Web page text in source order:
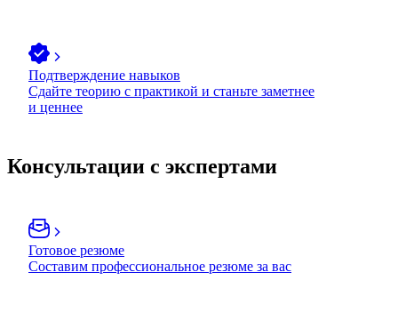
Подтверждение навыков
Сдайте теорию с практикой и станьте заметнее
и ценнее
Консультации с экспертами
Готовое резюме
Составим профессиональное резюме за вас